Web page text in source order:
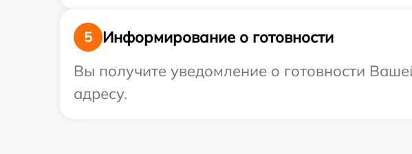
5
Информирование о готовности
Вы получите уведомление о готовности
адресу.